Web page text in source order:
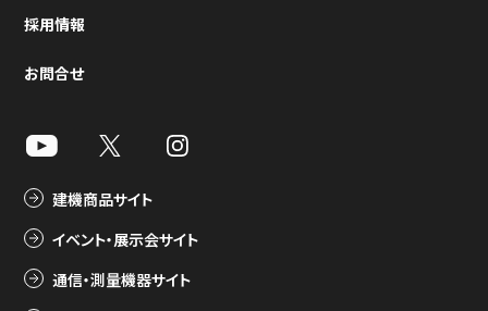
採用情報
お問合せ
建機商品サイト
イベント・展示会サイト
通信・測量機器サイト